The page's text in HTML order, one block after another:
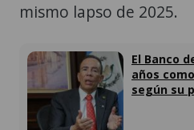
mismo lapso de 2025.
El Banco
años
según su